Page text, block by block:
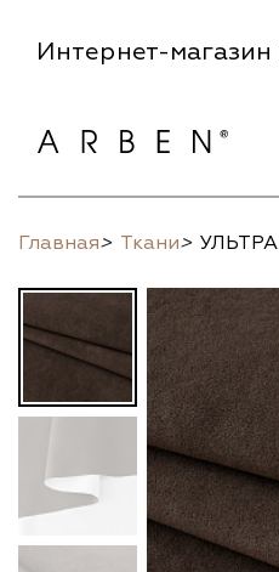
Интернет-магазин
Главная> Ткани> УЛЬТРА